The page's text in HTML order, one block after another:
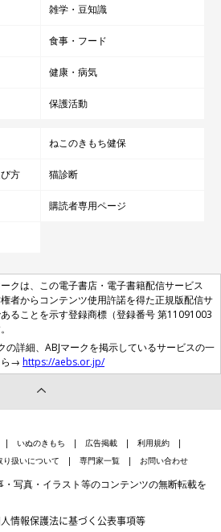
雑学・豆知識
食事・フード
健康・病気
保護活動
ねこのきもち健保
方 猫診断
購読者専用ページ
クは、この電子書店・電子書籍配信サービス
者からコンテンツ使用許諾を得た正規版配信サ
ることを示す登録商標（登録番号 第11091003
の詳細、ABJマークを掲示しているサービスの一
ら→ https://aebs.or.jp/
いぬのきもち 広告掲載
利用規約
扱いについて 専門家一覧 お問い合わせ
写真・イラスト等のコンテンツの無断転載を
情報保護法に基づく公表事項等